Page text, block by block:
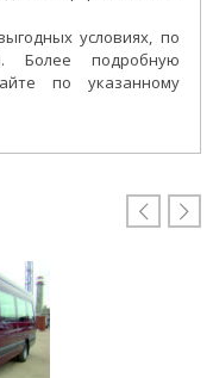
условиях, по
Более подробную
по указанному
 